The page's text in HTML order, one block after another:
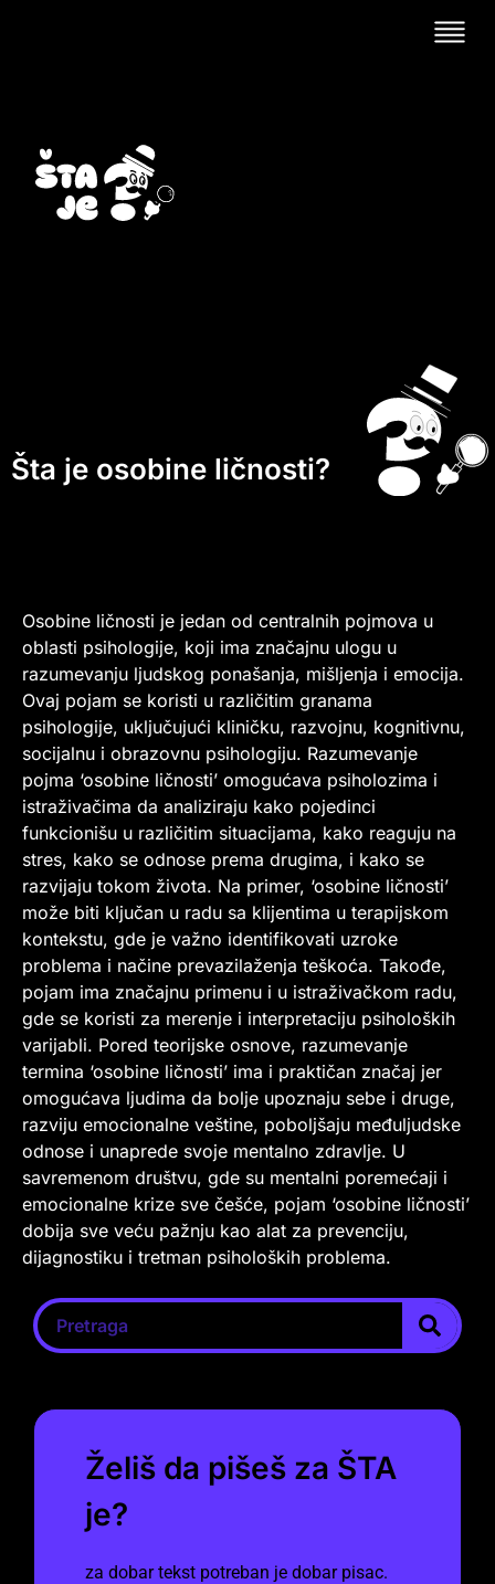
Šta je osobine ličnosti?
Osobine ličnosti je jedan od centralnih pojmova u
oblasti psihologije, koji ima značajnu ulogu u
razumevanju ljudskog ponašanja, mišljenja i emocija.
Ovaj pojam se koristi u različitim granama
psihologije, uključujući kliničku, razvojnu, kognitivnu,
socijalnu i obrazovnu psihologiju. Razumevanje
pojma ‘osobine ličnosti’ omogućava psiholozima i
istraživačima da analiziraju kako pojedinci
funkcionišu u različitim situacijama, kako reaguju na
stres, kako se odnose prema drugima, i kako se
razvijaju tokom života. Na primer, ‘osobine ličnosti’
može biti ključan u radu sa klijentima u terapijskom
kontekstu, gde je važno identifikovati uzroke
problema i načine prevazilaženja teškoća. Takođe,
pojam ima značajnu primenu i u istraživačkom radu,
gde se koristi za merenje i interpretaciju psiholoških
varijabli. Pored teorijske osnove, razumevanje
termina ‘osobine ličnosti’ ima i praktičan značaj jer
omogućava ljudima da bolje upoznaju sebe i druge,
razviju emocionalne veštine, poboljšaju međuljudske
odnose i unaprede svoje mentalno zdravlje. U
savremenom društvu, gde su mentalni poremećaji i
emocionalne krize sve češće, pojam ‘osobine ličnosti’
dobija sve veću pažnju kao alat za prevenciju,
dijagnostiku i tretman psiholoških problema.
Želiš da pišeš za ŠTA
je?
za dobar tekst potreban je dobar pisac.